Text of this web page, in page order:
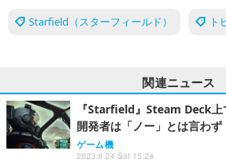
Starfield（スターフィールド） ト
関連ニュース
『Starfield』Steam Deck上
開発者は「ノー」とは言わず
ゲーム機
2023.6.24 Sat 15:24